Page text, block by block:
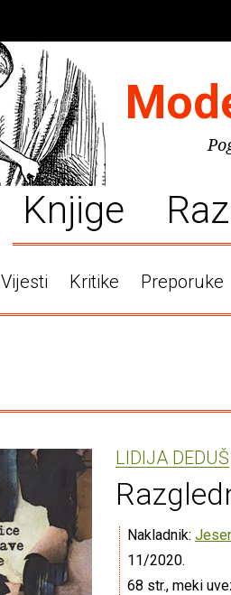
Knjige
Vijesti Kritike Preporuke
LIDIJA DEDUŠ
Nakladnik:
11/2020.
68 str., meki